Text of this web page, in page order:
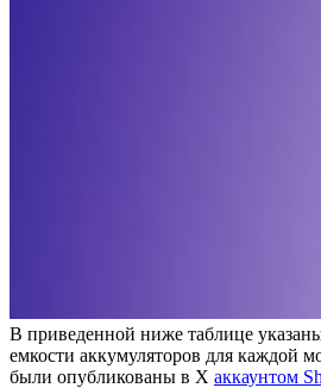
В приведенной ниже таблице
емкости аккумуляторов для каждой
были опубликованы в X аккаунтом